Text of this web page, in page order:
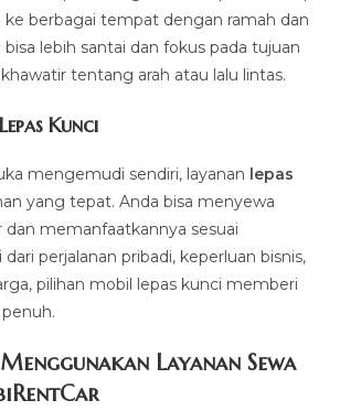
berbagai tempat dengan ramah dan
bisa lebih santai dan fokus pada tujuan
tentang arah atau lalu lintas.
Kunci
mengemudi sendiri, layanan lepas
yang tepat. Anda bisa menyewa
dan memanfaatkannya sesuai
perjalanan pribadi, keperluan bisnis,
pilihan mobil lepas kunci memberi
Layanan Sewa